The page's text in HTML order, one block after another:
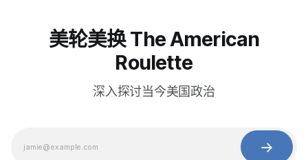
美轮美换 The American
Roulette
深入探讨当今美国政治